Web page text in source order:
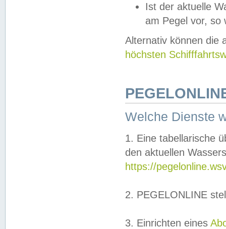
Ist der aktuelle
am Pegel vor,
Alternativ können die
höchsten
Welche Dienste
1. Eine tabellarische
den aktuellen
https://
2. PEGELONLINE
3. Einrichten eines